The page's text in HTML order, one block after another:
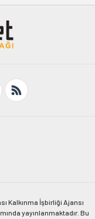
Kalkınma İşbirliği Ajansı
yayınlanmaktadır. Bu